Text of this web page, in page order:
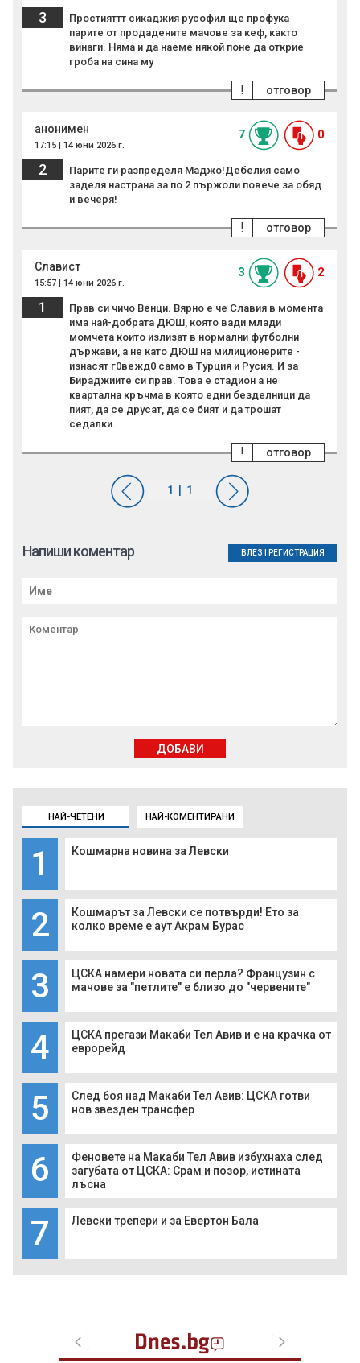
НАЙ-ЧЕТЕНИ НАЙ-КОМЕНТИРАНИ
1 Кошмарна новина за Левски
2
Кошмарът за Левски се потвърди! Ето за
колко време е аут Акрам Бурас
3
ЦСКА намери новата си перла? Французин с
мачове за "петлите" е близо до "червените"
4
ЦСКА прегази Макаби Тел Авив и е на крачка от
еврорейд
5
След боя над Макаби Тел Авив: ЦСКА готви
нов звезден трансфер
6
Феновете на Макаби Тел Авив избухнаха след
загубата от ЦСКА: Срам и позор, истината
лъсна
7 Левски трепери и за Евертон Бала
3
Простияттт сикаджия русофил ще профука
парите от продадените мачове за кеф, както
винаги. Няма и да наеме някой поне да открие
гроба на сина му
отговор
!
анонимен
17:15 | 14 юни 2026 г.
7 0
2
Парите ги разпределя Маджо!Дебелия само
заделя настрана за по 2 пържоли повече за обяд
и вечеря!
отговор
!
Славист
15:57 | 14 юни 2026 г.
3 2
1
Прав си чичо Венци. Вярно е че Славия в момента
има най-добрата ДЮШ, която вади млади
момчета които излизат в нормални футболни
държави, а не като ДЮШ на милиционерите -
изнасят г0вежд0 само в Турция и Русия. И за
Бираджиите си прав. Това е стадион а не
квартална кръчма в която едни безделници да
пият, да се друсат, да се бият и да трошат
седалки.
отговор
!
Напиши коментар ВЛЕЗ РЕГИСТРАЦИЯ
ДОБАВИ